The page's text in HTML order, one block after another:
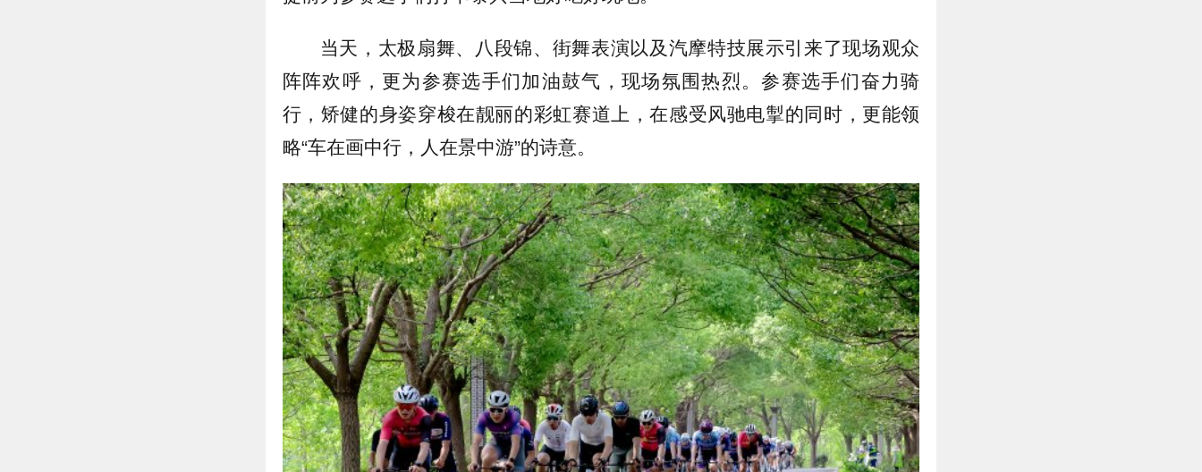
当天，太极扇舞、八段锦、街舞表演以及汽摩特技展示引来了现场观众
阵阵欢呼，更为参赛选手们加油鼓气，现场氛围热烈。参赛选手们奋力骑
行，矫健的身姿穿梭在靓丽的彩虹赛道上，在感受风驰电掣的同时，更能领
略“车在画中行，人在景中游”的诗意。